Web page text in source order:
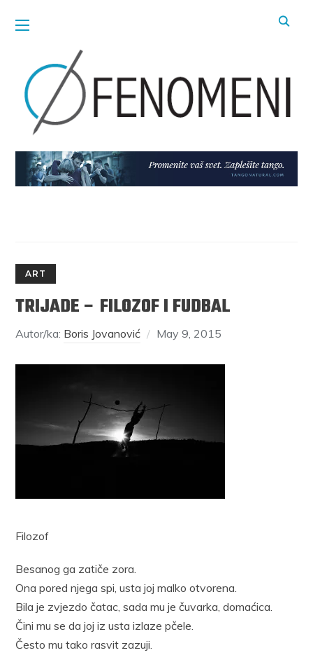
ART
TRIJADE – FILOZOF I FUDBAL
Autor/ka: Boris Jovanović May 9, 2015
Filozof
Besanog ga zatiče zora.
Ona pored njega spi, usta joj malko otvorena.
Bila je zvjezdo čatac, sada mu je čuvarka, domaćica.
Čini mu se da joj iz usta izlaze pčele.
Često mu tako rasvit zazuji.